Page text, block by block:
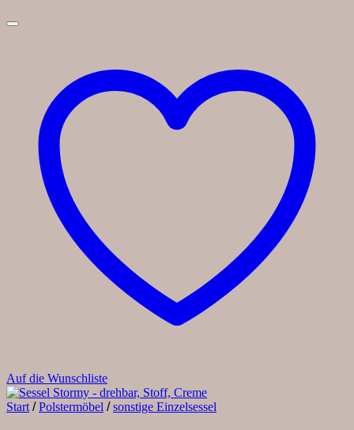
Auf die Wunschliste
Start / Polstermöbel / sonstige Einzelsessel